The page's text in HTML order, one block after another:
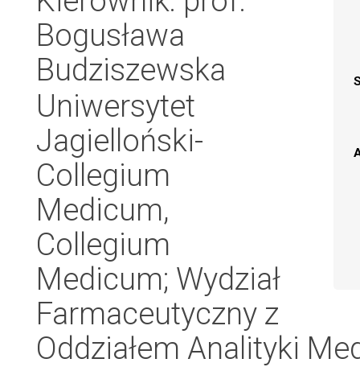
Bogusława
Budziszewska
Uniwersytet
Jagielloński-
Collegium
Medicum,
Collegium
Medicum; Wydział
Farmaceutyczny z
Oddziałem Analityki